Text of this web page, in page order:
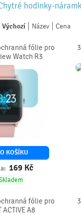
hodinky-
Výchozí Název Cena
fólie pro
Watch R3
KOŠÍKU
169 Kč
fólie pro
ACTIVE A8